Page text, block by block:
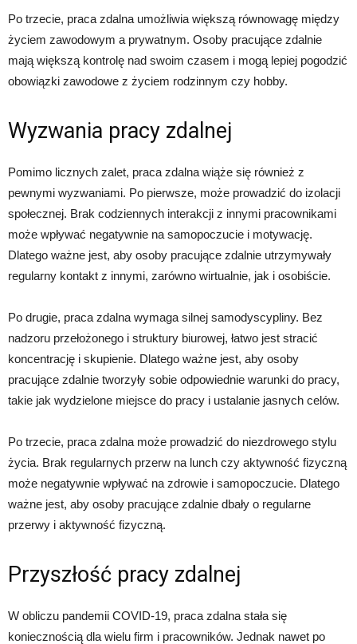
Po trzecie, praca zdalna umożliwia większą równowagę między
życiem zawodowym a prywatnym. Osoby pracujące zdalnie
mają większą kontrolę nad swoim czasem i mogą lepiej pogodzić
obowiązki zawodowe z życiem rodzinnym czy hobby.
Wyzwania pracy zdalnej
Pomimo licznych zalet, praca zdalna wiąże się również z
pewnymi wyzwaniami. Po pierwsze, może prowadzić do izolacji
społecznej. Brak codziennych interakcji z innymi pracownikami
może wpływać negatywnie na samopoczucie i motywację.
Dlatego ważne jest, aby osoby pracujące zdalnie utrzymywały
regularny kontakt z innymi, zarówno wirtualnie, jak i osobiście.
Po drugie, praca zdalna wymaga silnej samodyscypliny. Bez
nadzoru przełożonego i struktury biurowej, łatwo jest stracić
koncentrację i skupienie. Dlatego ważne jest, aby osoby
pracujące zdalnie tworzyły sobie odpowiednie warunki do pracy,
takie jak wydzielone miejsce do pracy i ustalanie jasnych celów.
Po trzecie, praca zdalna może prowadzić do niezdrowego stylu
życia. Brak regularnych przerw na lunch czy aktywność fizyczną
może negatywnie wpływać na zdrowie i samopoczucie. Dlatego
ważne jest, aby osoby pracujące zdalnie dbały o regularne
przerwy i aktywność fizyczną.
Przyszłość pracy zdalnej
W obliczu pandemii COVID-19, praca zdalna stała się
koniecznością dla wielu firm i pracowników. Jednak nawet po